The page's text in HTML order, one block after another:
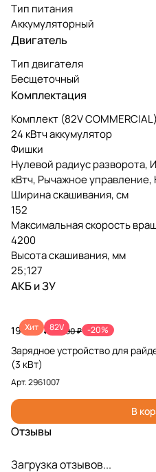
Тип питания
Аккумуляторный
Двигатель
Тип двигателя
Бесщеточный
Комплектация
Комплект (82V COMMERCIAL)
24 кВтч аккумулятор
Фишки
Нулевой радиус разворота,
кВтч, Рычажное
Ширина скашивания, см
152
Максимальная скорость
4200
Высота скашивания, мм
25;127
АКБ и ЗУ
Хит 82V
19 990 ₽ 24 990 ₽ -20%
Зарядное устройство для
(3 кВт)
Арт.2961007
В
Отзывы
Загрузка отзывов...